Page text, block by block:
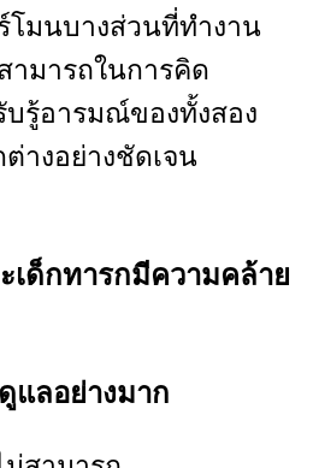
โมนบางส่วนที่ทำงาน
มารถในการคิด
บรู้อารมณ์ของทั้งสอง
างอย่างชัดเจน
เด็กทารกมีความคล้าย
แลอย่างมาก